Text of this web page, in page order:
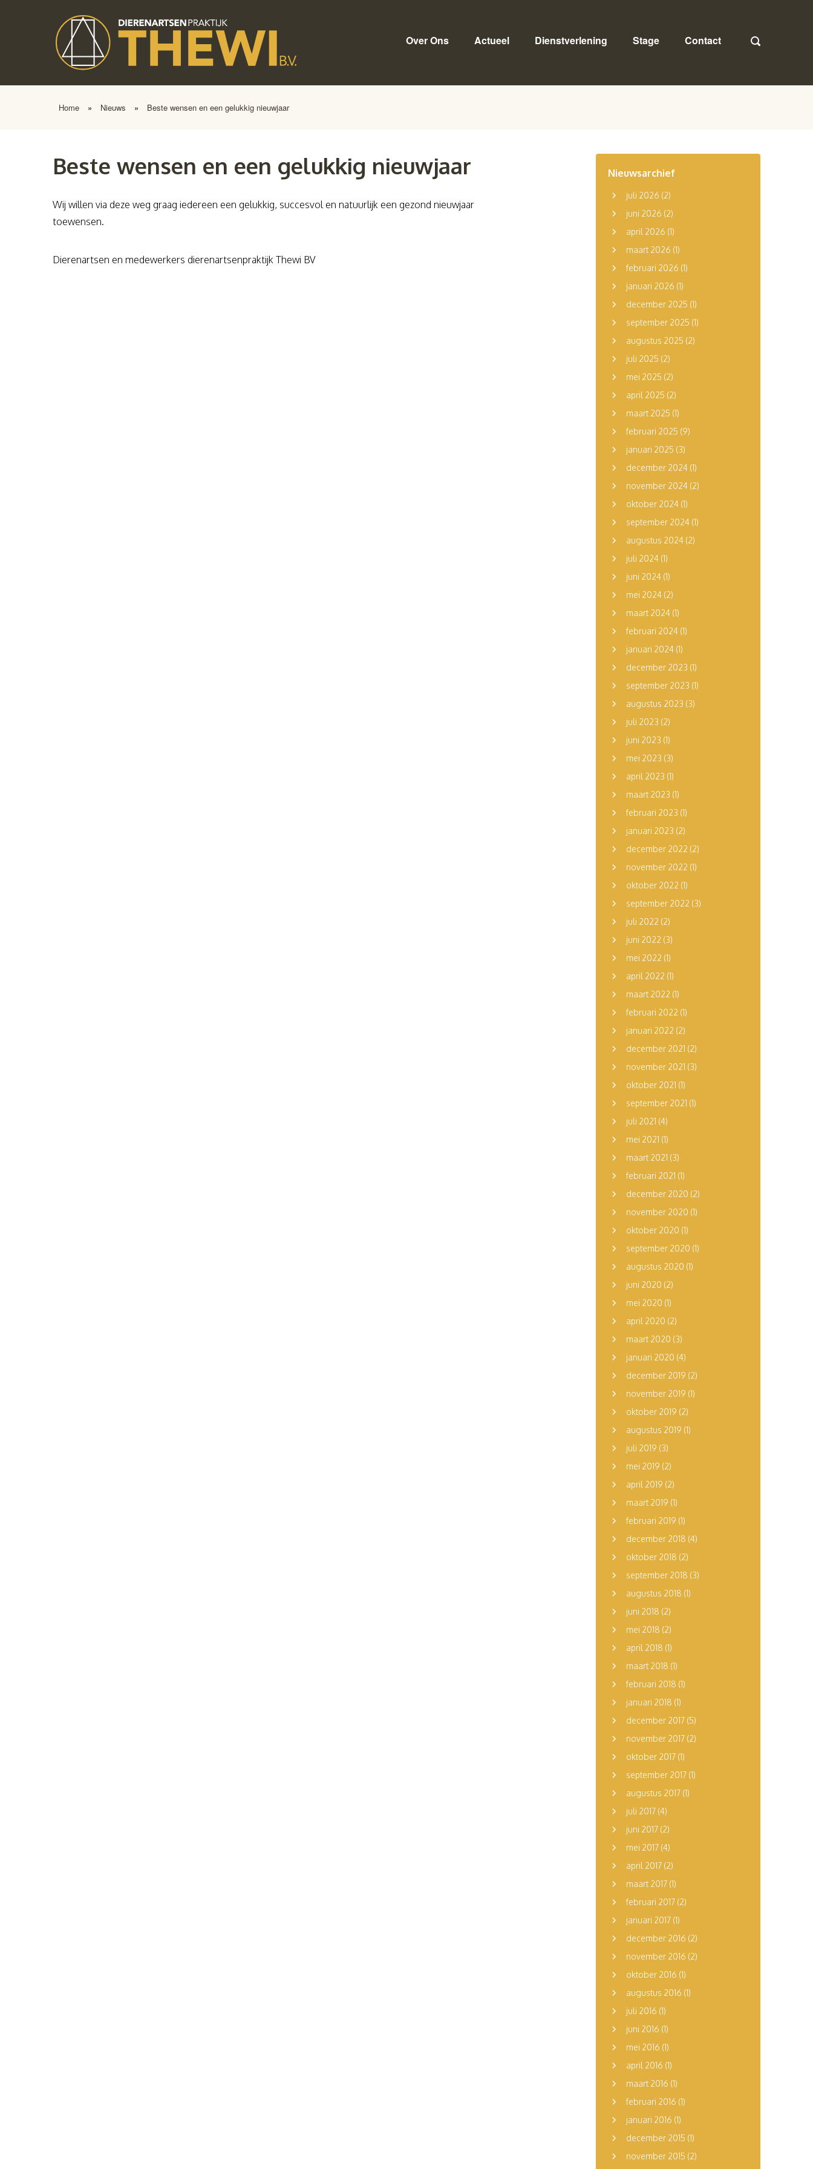
Over Ons Actueel Dienstverlening Stage Contact
Home » Nieuws » Beste wensen en een gelukkig nieuwjaar
Beste wensen en een gelukkig nieuwjaar
Wij willen via deze weg graag iedereen een gelukkig, succesvol en natuurlijk een gezond nieuwjaar
toewensen.
Dierenartsen en medewerkers dierenartsenpraktijk Thewi BV
Nieuwsarchief
juli 2026 (2)
juni 2026 (2)
april 2026 (1)
maart 2026 (1)
februari 2026 (1)
januari 2026 (1)
december 2025 (1)
september 2025 (1)
augustus 2025 (2)
juli 2025 (2)
mei 2025 (2)
april 2025 (2)
maart 2025 (1)
februari 2025 (9)
januari 2025 (3)
december 2024 (1)
november 2024 (2)
oktober 2024 (1)
september 2024 (1)
augustus 2024 (2)
juli 2024 (1)
juni 2024 (1)
mei 2024 (2)
maart 2024 (1)
februari 2024 (1)
januari 2024 (1)
december 2023 (1)
september 2023 (1)
augustus 2023 (3)
juli 2023 (2)
juni 2023 (1)
mei 2023 (3)
april 2023 (1)
maart 2023 (1)
februari 2023 (1)
januari 2023 (2)
december 2022 (2)
november 2022 (1)
oktober 2022 (1)
september 2022 (3)
juli 2022 (2)
juni 2022 (3)
mei 2022 (1)
april 2022 (1)
maart 2022 (1)
februari 2022 (1)
januari 2022 (2)
december 2021 (2)
november 2021 (3)
oktober 2021 (1)
september 2021 (1)
juli 2021 (4)
mei 2021 (1)
maart 2021 (3)
februari 2021 (1)
december 2020 (2)
november 2020 (1)
oktober 2020 (1)
september 2020 (1)
augustus 2020 (1)
juni 2020 (2)
mei 2020 (1)
april 2020 (2)
maart 2020 (3)
januari 2020 (4)
december 2019 (2)
november 2019 (1)
oktober 2019 (2)
augustus 2019 (1)
juli 2019 (3)
mei 2019 (2)
april 2019 (2)
maart 2019 (1)
februari 2019 (1)
december 2018 (4)
oktober 2018 (2)
september 2018 (3)
augustus 2018 (1)
juni 2018 (2)
mei 2018 (2)
april 2018 (1)
maart 2018 (1)
februari 2018 (1)
januari 2018 (1)
december 2017 (5)
november 2017 (2)
oktober 2017 (1)
september 2017 (1)
augustus 2017 (1)
juli 2017 (4)
juni 2017 (2)
mei 2017 (4)
april 2017 (2)
maart 2017 (1)
februari 2017 (2)
januari 2017 (1)
december 2016 (2)
november 2016 (2)
oktober 2016 (1)
augustus 2016 (1)
juli 2016 (1)
juni 2016 (1)
mei 2016 (1)
april 2016 (1)
maart 2016 (1)
februari 2016 (1)
januari 2016 (1)
december 2015 (1)
november 2015 (2)